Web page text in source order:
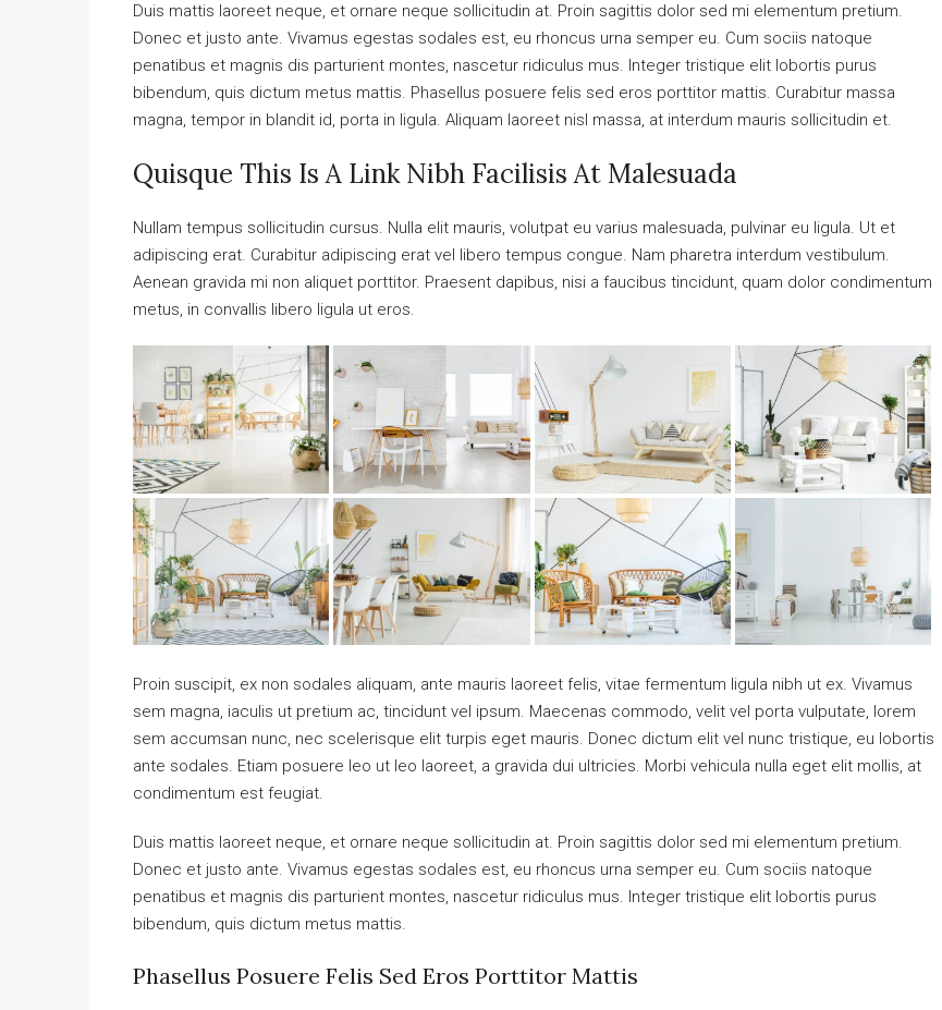
Duis mattis laoreet neque, et ornare neque sollicitudin at. Proin sagittis dolor sed mi elementum pretium.
Donec et justo ante. Vivamus egestas sodales est, eu rhoncus urna semper eu. Cum sociis natoque
penatibus et magnis dis parturient montes, nascetur ridiculus mus. Integer tristique elit lobortis purus
bibendum, quis dictum metus mattis. Phasellus posuere felis sed eros porttitor mattis. Curabitur massa
magna, tempor in blandit id, porta in ligula. Aliquam laoreet nisl massa, at interdum mauris sollicitudin et.
Quisque This Is A Link Nibh Facilisis At Malesuada
Nullam tempus sollicitudin cursus. Nulla elit mauris, volutpat eu varius malesuada, pulvinar eu ligula. Ut et
adipiscing erat. Curabitur adipiscing erat vel libero tempus congue. Nam pharetra interdum vestibulum.
Aenean gravida mi non aliquet porttitor. Praesent dapibus, nisi a faucibus tincidunt, quam dolor condimentum
metus, in convallis libero ligula ut eros.
Proin suscipit, ex non sodales aliquam, ante mauris laoreet felis, vitae fermentum ligula nibh ut ex. Vivamus
sem magna, iaculis ut pretium ac, tincidunt vel ipsum. Maecenas commodo, velit vel porta vulputate, lorem
sem accumsan nunc, nec scelerisque elit turpis eget mauris. Donec dictum elit vel nunc tristique, eu lobortis
ante sodales. Etiam posuere leo ut leo laoreet, a gravida dui ultricies. Morbi vehicula nulla eget elit mollis, at
condimentum est feugiat.
Duis mattis laoreet neque, et ornare neque sollicitudin at. Proin sagittis dolor sed mi elementum pretium.
Donec et justo ante. Vivamus egestas sodales est, eu rhoncus urna semper eu. Cum sociis natoque
penatibus et magnis dis parturient montes, nascetur ridiculus mus. Integer tristique elit lobortis purus
bibendum, quis dictum metus mattis.
Phasellus Posuere Felis Sed Eros Porttitor Mattis